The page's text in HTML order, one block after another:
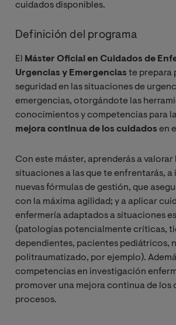
cuidados disponibles.
Definición del programa
El
Máster Oficial en Cuidados de
Urgencias y Emergencias te prepara
seguridad en las situaciones de
emergencias, otorgándote las
conocimientos y competencias para
mejora continua de los cuidados en
Con este máster, aprenderás a valorar
situaciones a las que te enfrentarás,
nuevas fórmulas de gestión, que
con la máxima agilidad; y a aplicar
enfermería adaptados a situaciones
(patologías potencialmente críticas,
dependientes, pacientes pediátricos,
politraumatizado, por ejemplo).
competencias en investigación
promover una mejora continua de los
procesos.